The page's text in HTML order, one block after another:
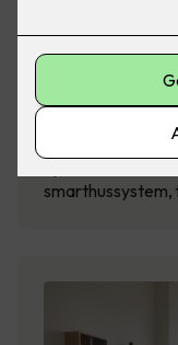
SG Smart